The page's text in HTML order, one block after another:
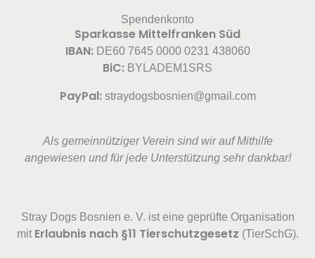
Spendenkonto
Sparkasse Mittelfranken Süd
IBAN: DE60 7645 0000 0231 438060
BiC: BYLADEM1SRS
PayPal:straydogsbosnien@gmail.com
Als gemeinnütziger Verein sind wir auf Mithilfe
angewiesen und für jede Unterstützung sehr dankbar!
Stray Dogs Bosnien e. V. ist eine geprüfte Organisation
mit Erlaubnis nach §11 Tierschutzgesetz (TierSchG).